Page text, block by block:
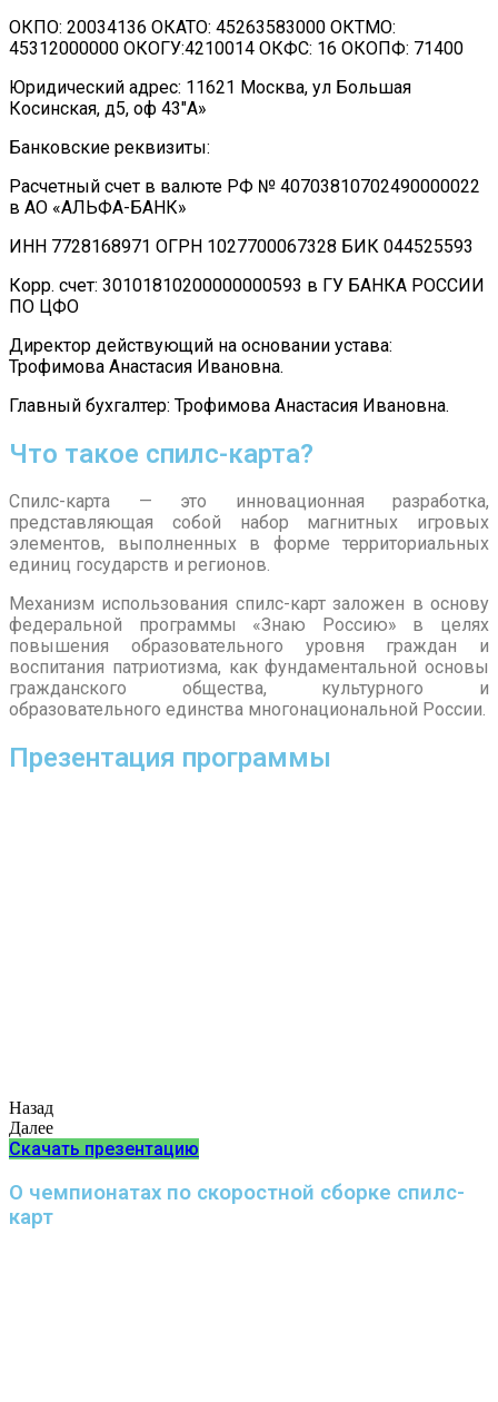
ОКПО: 20034136 ОКАТО: 45263583000 ОКТМО:
45312000000 ОКОГУ:4210014 ОКФС: 16 ОКОПФ: 71400
Юридический адрес: 11621 Москва, ул Большая
Косинская, д5, оф 43″А»
Банковские реквизиты:
Расчетный счет в валюте РФ № 40703810702490000022
в АО «АЛЬФА-БАНК»
ИНН 7728168971 ОГРН 1027700067328 БИК 044525593
Корр. счет: 30101810200000000593 в ГУ БАНКА РОССИИ
ПО ЦФО
Директор действующий на основании устава:
Трофимова Анастасия Ивановна.
Главный бухгалтер: Трофимова Анастасия Ивановна.
Что такое спилс-карта?
Спилс-карта — это инновационная разработка,
представляющая собой набор магнитных игровых
элементов, выполненных в форме территориальных
единиц государств и регионов.
Механизм использования спилс-карт заложен в основу
федеральной программы «Знаю Россию» в целях
повышения образовательного уровня граждан и
воспитания патриотизма, как фундаментальной основы
гражданского общества, культурного и
образовательного единства многонациональной России.
Презентация программы
Назад
Далее
Скачать презентацию
О чемпионатах по скоростной сборке спилс-
карт